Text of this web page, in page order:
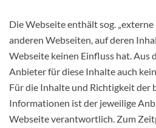
Die Webseite enthält sog.
anderen Webseiten, auf deren
Webseite keinen Einfluss hat. Aus
Anbieter für diese Inhalte auch
Für die Inhalte und Richtigkeit der
Informationen ist der jeweilige
Webseite verantwortlich. Zum